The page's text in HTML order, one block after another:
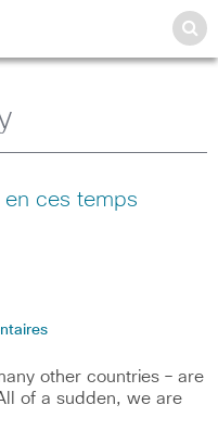
ces temps
other countries – are
of a sudden, we are